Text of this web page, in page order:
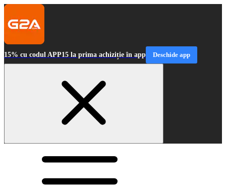
15% cu codul APP15 la prima achiziție în app Deschide app